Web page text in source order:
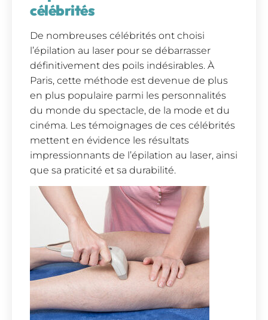
célébrités
De nombreuses célébrités ont choisi
l’épilation au laser pour se débarrasser
définitivement des poils indésirables. À
Paris, cette méthode est devenue de plus
en plus populaire parmi les personnalités
du monde du spectacle, de la mode et du
cinéma. Les témoignages de ces célébrités
mettent en évidence les résultats
impressionnants de l’épilation au laser, ainsi
que sa praticité et sa durabilité.